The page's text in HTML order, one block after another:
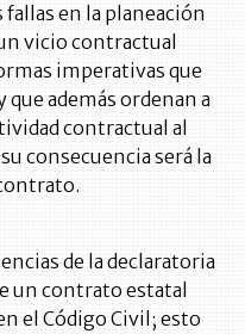
en la planeación
vicio contractual
imperativas que
además ordenan a
contractual al
consecuencia será la
de la declaratoria
un contrato estatal
el Código Civil; esto